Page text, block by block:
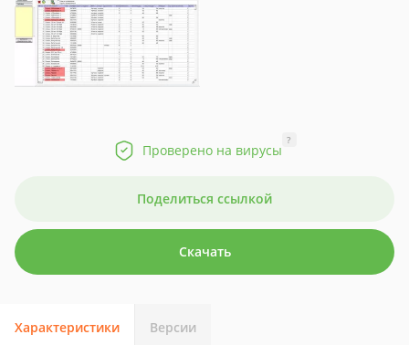
Проверено на вирусы
?
Поделиться ссылкой
Скачать
Характеристики Версии